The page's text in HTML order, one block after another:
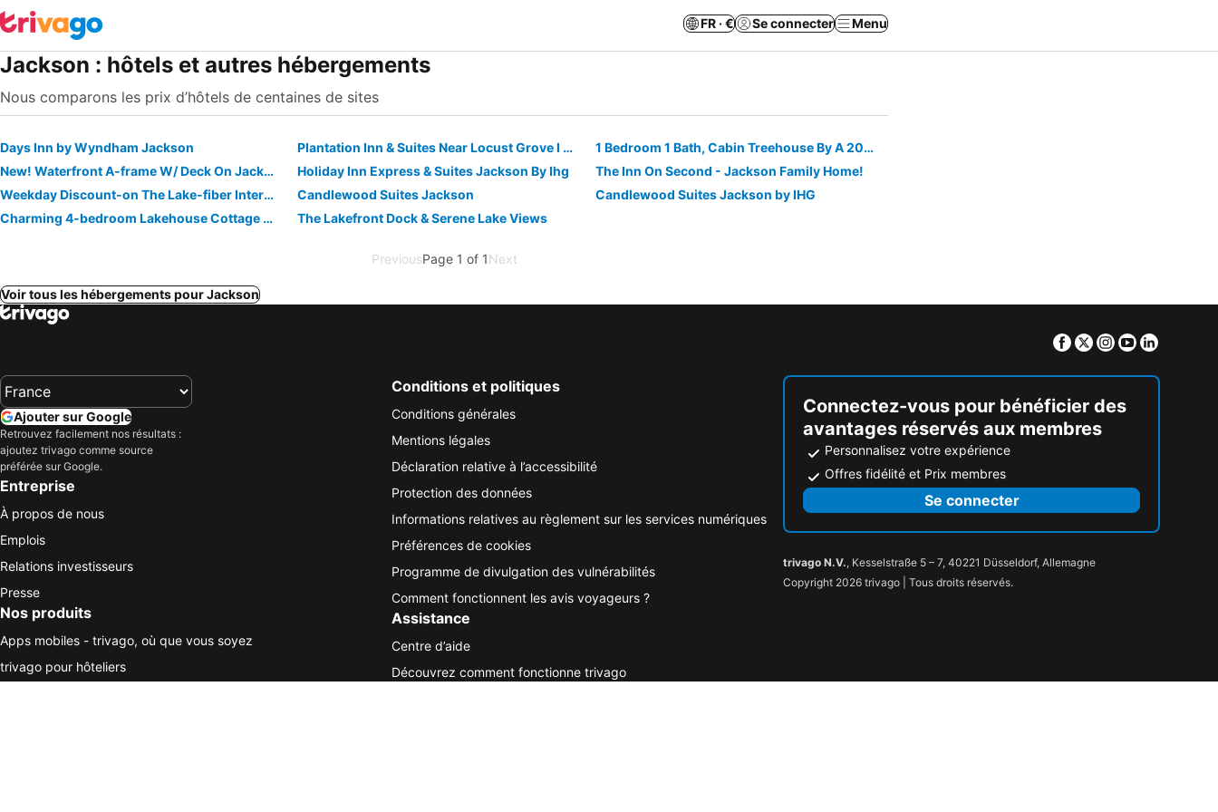
FR · € Se connecter Menu
Jackson : hôtels et autres hébergements
Nous comparons les prix d’hôtels de centaines de sites
Days Inn by Wyndham Jackson Plantation Inn & Suites Near Locust Grove I 75
1 Bedroom 1 Bath, Cabin Treehouse By A 20 Acre Private Lake
New! Waterfront A-frame W/ Deck On Jackson Lake!
Holiday Inn Express & Suites Jackson By Ihg
The Inn On Second - Jackson Family Home!
Weekday Discount-on The Lake-fiber Internet-1 Hour S Of Atlanta- Dog Friendly
Candlewood Suites Jackson
Candlewood Suites Jackson by IHG
Charming 4-bedroom Lakehouse Cottage One Hour From Downtown Atlanta
The Lakefront Dock & Serene Lake Views
PreviousPage 1 of 1Next
Voir tous les hébergements pour Jackson
Facebook
TwitterInstagram
Youtube
Ajouter sur Google
Retrouvez facilement nos résultats :
ajoutez trivago comme source
préférée sur Google.
Entreprise
À propos de nous
Emplois
Relations investisseurs
Presse
Nos produits
Apps mobiles - trivago, où que vous soyez
trivago pour hôteliers
Conditions et politiques
Conditions générales
Mentions légales
Déclaration relative à l’accessibilité
Protection des données
Informations relatives au règlement sur les services numériques
Préférences de cookies
Programme de divulgation des vulnérabilités
Comment fonctionnent les avis voyageurs ?
Assistance
Centre d’aide
Découvrez comment fonctionne trivago
Connectez-vous pour bénéficier des
avantages réservés aux membres
Personnalisez votre expérience
Offres fidélité et Prix membres
Se connecter
trivago N.V., Kesselstraße 5 – 7, 40221 Düsseldorf, Allemagne
Copyright 2026 trivago | Tous droits réservés.